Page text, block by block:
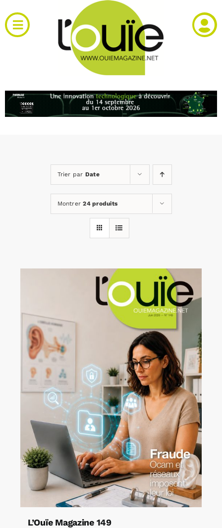
au
contenu
Toggle
Navigation
RH et emploi
Trier par Date
Montrer24 produits
L’Ouïe Magazine 149